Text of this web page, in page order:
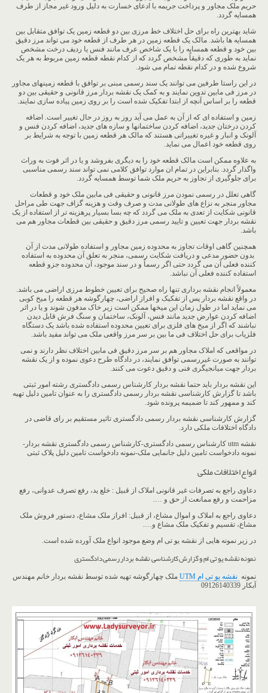
حریم ملک مجاور و پرداخت جریمه با ادعای خسارت به دلیل ورود غير مجاز از طرف
همسایه گردد.
شاید بهترین راه برای حل اختلاف خط مرزی بین دو قطعه زمین یک توافق متقابل بین
همسایه ها باشد. مالک یک قطعه زمین در هر طرف از قطعه خود می تواند مرز دقیق
بین خود و قطعه همسایه را با یک شاخص عرف مانند فنس یا ردیف درخت مشخص
نماید به طوری که دقیقاً مشخص گردد که از کدام نقطه قطعه زمین مربوط به هر یک
شروع شده و در کدام نقطه تمام می شود.
در این راستا طرفین می توانند یک سند رسمی مبنی بر توافق با قطعه زمینهای مجاور
در مرز فی مابین تدوین نمایند و به کمک یک نقشه بردار مرز قانونی و حقیقی بین دو
قطعه را بر اساس آنچه از ابتدا تفکیک شده است را بر روی زمین پیاده سازی نمایند.
زمین و استفاده ای که از آن به عمل می آید روز به روز در حال تغییر است. اضافه
کردن درختان جدید، اضافه کردن ساختمانها و سازه های جدید، اضافه کردن فنس و
آلونک و انبار و غیره تغییراتی هستند که مالک هر قطعه زمین با توجه به شرایط بر
روی قطعه خود اعمال می نماید.
به علاوه ممکن است مالک قطعه خود را به دیگری بفروشد و یا در اثر فوت به وراث
واگذار گردد. بنابراین در تمام ان موارد توافق کلامی نمی تواند سند رسمی مناسبی
برای جلوگیری از تجاوز به حریم ملک شما توسط همسایه گردد.
گاهی تعلل در رسمی نمودن مرز قانونی و حقیقی فی مابین ملک خود و قطعات
مجاور منجر به نزاع های طولانی مدت و صرف وقت و هزینه گزاف جهت طی مراحل
قانونی شکایت از تعدی به ملک می گردد که چه بسا بسیار پرهزینه تر از استفاده از یک
نقشه بردار جهت تعیین و تایید رسمی مرز دقیق و حقیقی بین قطعات مجاور هم می
باشد.
همچنین گاهی اوقات تجاوز به محدوده زمین مجاور و استفاده طولانی مدت از آن
بدون حضور مدعی و دریافت شکایت رسمی، منجر به تعلق آن محدوده به استفاده
کننده فعلی آن می گردد حتی اگر رسماً و در سند موجود، آن محدوده جزو قطعه
استفاده کننده فعلی آن نباشد.
معمولاً انجام نقشه برداری تنها راه صحیح برای تعیین خطوط مرزی اراضی می باشد.
در واقع نقشه بردار پس از تفکیک و افراز اراضی، چهارگوشه هر قطعه را میخ کوبی
می نماید اما در طول زمان این میخها ممکن است زیر خاک مدفون شوند و یا در اثر
اضافه کردن عوارض جدید مانند فنس، آلونک، ساختمان و سنگ فرش قابل دیدن
نباشند که اگر از میخ های فلزی برای تعیین محدوده استفاده شده باشد یک دستگاه
فلزیاب برای حل اختلاف فی ما بین بر سر مرز واقعی ملک می تواند مفید باشد.
در مواقعی که املاک مجاور هم بر سر مرز دقیق فی مابین اختلاف نظر دارند و نمی
توانند به صورت غیررسمی توافق نمایند، در دادگاه طرح دعوی نموده و از یک نقشه
بردار جهت میانجیگری فنی و دقیق دعوت می کنند.
این نقشه بردار باید حتما نقشه بردار کارشناس رسمی دادگستری رشته امور ثبتی
باشد تا گزارش کارشناسی نقشه بردار رسمی دادگستری را به عنوان تامین دلیل تهیه
کند و ممهور کند تا ضمیمه پرونده شود.
گزارش کارشناسی نقشه بردار رسمی دادگستری تاثیر مستقیم بر رای قاضی در
دادگاه اختلافات ملکی دارد.
نقشه utm کارشناس رسمی دادگستری-کارشناس رسمی دادگستری نقشه بردار-
نمونه دادخواست تامین دلیل جانمایی ملک-نمونه دادخواست تامین دلیل پلاک ثبتی
انواع اختلافات ملکی
دعاوی راجع به تصرفات غیر قانونی املاک از قبیل : خلع ید، رفع تصرف عدوانی، رفع
مزاحمت و رفع ممانعت از حق و ….
دعاوی راجع به املاک و اموال مشاع، از قبیل: افراز ملک مشاع، دستور فروش ملک
مشاع، تقسیم و تفکیک ملک مشاع و….
در زیر نمونه هایی از نقشه یو تی ام وضع موجود انواع ملک آورده شده است.
نمونه نقشه یو تی ام و گزارش کارشناسی نقشه بردار رسمی دادگستری
نمونه نقشه یو تی ام UTM
ملک چهارگوشه تهیه شده توسط نقشه بردار خانم مهندس
آبکار 09126140339